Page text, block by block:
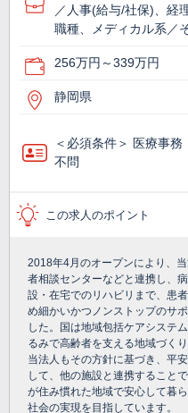
／人事(給与/社保)、経
職種、メディカル系／
256万円～339万円
静岡県
＜必須条件＞ 医療事
不問
この求人のポイント
2018年4月のオープンにより、
者相談センターなどと連携し、
設・在宅でのリハビリまで、患
め細かいかつノンストップのサ
した。国は地域包括ケアシステ
るみで高齢者を支える地域づく
当法人もその方針に基づき、平
して、他の施設と連携すること
が住み慣れた地域で安心して暮
社会の実現を目指しています。